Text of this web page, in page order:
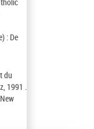
: De
du
1991 .